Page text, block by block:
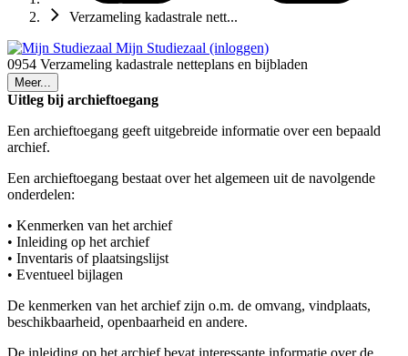
Verzameling kadastrale nett...
Mijn Studiezaal (inloggen)
0954 Verzameling kadastrale netteplans en bijbladen
Meer...
Uitleg bij archieftoegang
Een archieftoegang geeft uitgebreide informatie over een bepaald
archief.
Een archieftoegang bestaat over het algemeen uit de navolgende
onderdelen:
• Kenmerken van het archief
• Inleiding op het archief
• Inventaris of plaatsingslijst
• Eventueel bijlagen
De kenmerken van het archief zijn o.m. de omvang, vindplaats,
beschikbaarheid, openbaarheid en andere.